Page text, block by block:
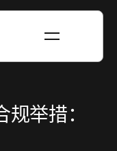
举措：